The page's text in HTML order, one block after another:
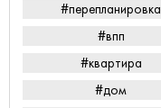
#перепланировка
#впп
#квартира
#дом